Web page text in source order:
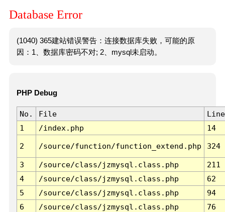
Database Error
(1040) 365建站错误警告：连接数据库失败，可能的原
因：1、数据库密码不对; 2、mysql未启动。
PHP Debug
No. File
Line
1
/index.php 14
2 /source/function/function_extend.php 324
3 /source/class/jzmysql.class.php
211
4
/source/class/jzmysql.class.php
62
5
/source/class/jzmysql.class.php
94
6
/source/class/jzmysql.class.php 76